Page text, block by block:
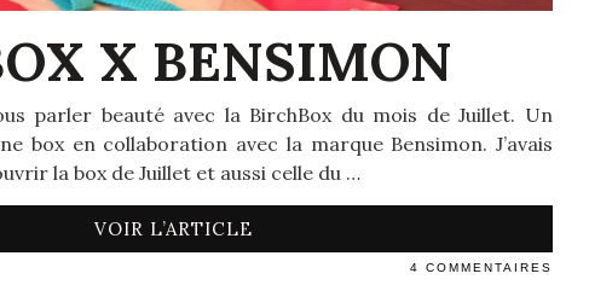
X BENSIMON
parler beauté avec la BirchBox du mois de Juillet. Un
box en collaboration avec la marque Bensimon. J’avais
la box de Juillet et aussi celle du …
VOIR L’ARTICLE
4 COMMENTAIRES